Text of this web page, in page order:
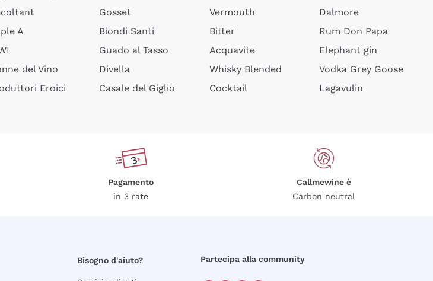
A
del Vino
Eroici
Gosset
Biondi Santi
Guado al Tasso
Divella
Casale del Giglio
Vermouth
Bitter
Acquavite
Whisky Blended
Cocktail
Dalmore
Rum Don Papa
Elephant gin
Vodka Grey Goose
Lagavulin
Pagamento
in 3 rate
Callmewine è
Carbon neutral
Bisogno d'aiuto? Partecipa alla community